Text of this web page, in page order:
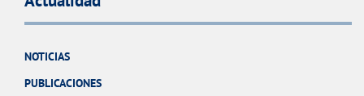
NOTICIAS
PUBLICACIONES